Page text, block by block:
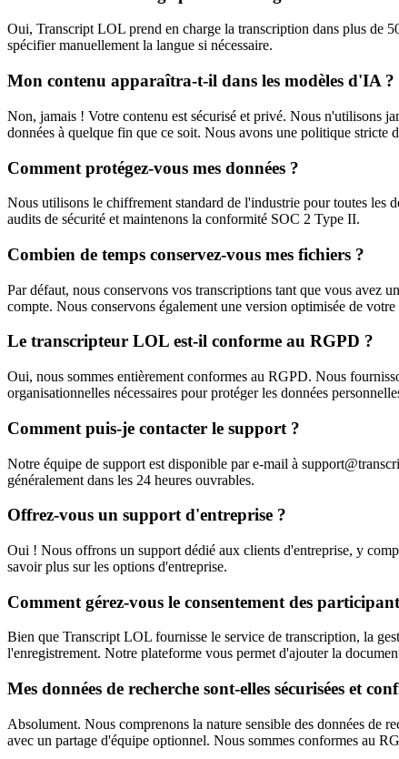
Oui, Transcript LOL prend en charge la transcription dans plus de
spécifier manuellement la langue si nécessaire.
Mon contenu apparaîtra-t-il dans les modèles d'IA ?
Non, jamais ! Votre contenu est sécurisé et privé. Nous n'utilisons
données à quelque fin que ce soit. Nous avons une politique stricte
Comment protégez-vous mes données ?
Nous utilisons le chiffrement standard de l'industrie pour toutes les
audits de sécurité et maintenons la conformité SOC 2 Type II.
Combien de temps conservez-vous mes fichiers ?
Par défaut, nous conservons vos transcriptions tant que vous avez
compte. Nous conservons également une version optimisée de
Le transcripteur LOL est-il conforme au RGPD ?
Oui, nous sommes entièrement conformes au RGPD. Nous
organisationnelles nécessaires pour protéger les données
Comment puis-je contacter le support ?
Notre équipe de support est disponible par e-mail à
généralement dans les 24 heures ouvrables.
Offrez-vous un support d'entreprise ?
Oui ! Nous offrons un support dédié aux clients d'entreprise, y
savoir plus sur les options d'entreprise.
Comment gérez-vous le consentement des
Bien que Transcript LOL fournisse le service de transcription, la
l'enregistrement. Notre plateforme vous permet d'ajouter la
Mes données de recherche sont-elles sécurisées et
Absolument. Nous comprenons la nature sensible des données de
avec un partage d'équipe optionnel. Nous sommes conformes au